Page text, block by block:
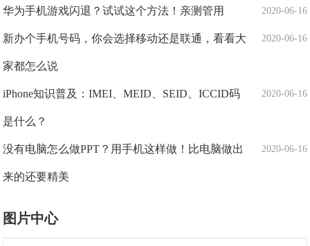
2020-06-16
华为手机游戏闪退？试试这个方法！亲测管用
2020-06-16
新办个手机号码，你会选择移动还是联通，看看大
家都怎么说
2020-06-16
iPhone知识普及：IMEI、MEID、SEID、ICCID码
是什么？
2020-06-16
没有电脑怎么做PPT？用手机这样做！比电脑做出
来的还要精美
图片中心